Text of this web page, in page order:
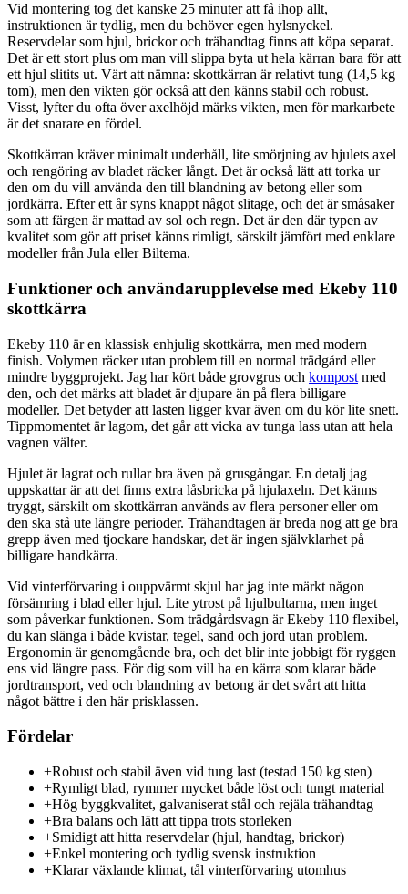
Vid montering tog det kanske 25 minuter att få ihop allt,
instruktionen är tydlig, men du behöver egen hylsnyckel.
Reservdelar som hjul, brickor och trähandtag finns att köpa separat.
Det är ett stort plus om man vill slippa byta ut hela kärran bara för att
ett hjul slitits ut. Värt att nämna: skottkärran är relativt tung (14,5 kg
tom), men den vikten gör också att den känns stabil och robust.
Visst, lyfter du ofta över axelhöjd märks vikten, men för markarbete
är det snarare en fördel.
Skottkärran kräver minimalt underhåll, lite smörjning av hjulets axel
och rengöring av bladet räcker långt. Det är också lätt att torka ur
den om du vill använda den till blandning av betong eller som
jordkärra. Efter ett år syns knappt något slitage, och det är småsaker
som att färgen är mattad av sol och regn. Det är den där typen av
kvalitet som gör att priset känns rimligt, särskilt jämfört med enklare
modeller från Jula eller Biltema.
Funktioner och användarupplevelse med Ekeby 110
skottkärra
Ekeby 110 är en klassisk enhjulig skottkärra, men med modern
finish. Volymen räcker utan problem till en normal trädgård eller
mindre byggprojekt. Jag har kört både grovgrus och kompost med
den, och det märks att bladet är djupare än på flera billigare
modeller. Det betyder att lasten ligger kvar även om du kör lite snett.
Tippmomentet är lagom, det går att vicka av tunga lass utan att hela
vagnen välter.
Hjulet är lagrat och rullar bra även på grusgångar. En detalj jag
uppskattar är att det finns extra låsbricka på hjulaxeln. Det känns
tryggt, särskilt om skottkärran används av flera personer eller om
den ska stå ute längre perioder. Trähandtagen är breda nog att ge bra
grepp även med tjockare handskar, det är ingen självklarhet på
billigare handkärra.
Vid vinterförvaring i ouppvärmt skjul har jag inte märkt någon
försämring i blad eller hjul. Lite ytrost på hjulbultarna, men inget
som påverkar funktionen. Som trädgårdsvagn är Ekeby 110 flexibel,
du kan slänga i både kvistar, tegel, sand och jord utan problem.
Ergonomin är genomgående bra, och det blir inte jobbigt för ryggen
ens vid längre pass. För dig som vill ha en kärra som klarar både
jordtransport, ved och blandning av betong är det svårt att hitta
något bättre i den här prisklassen.
Fördelar
+Robust och stabil även vid tung last (testad 150 kg sten)
+Rymligt blad, rymmer mycket både löst och tungt material
+Hög byggkvalitet, galvaniserat stål och rejäla trähandtag
+Bra balans och lätt att tippa trots storleken
+Smidigt att hitta reservdelar (hjul, handtag, brickor)
+Enkel montering och tydlig svensk instruktion
+Klarar växlande klimat, tål vinterförvaring utomhus